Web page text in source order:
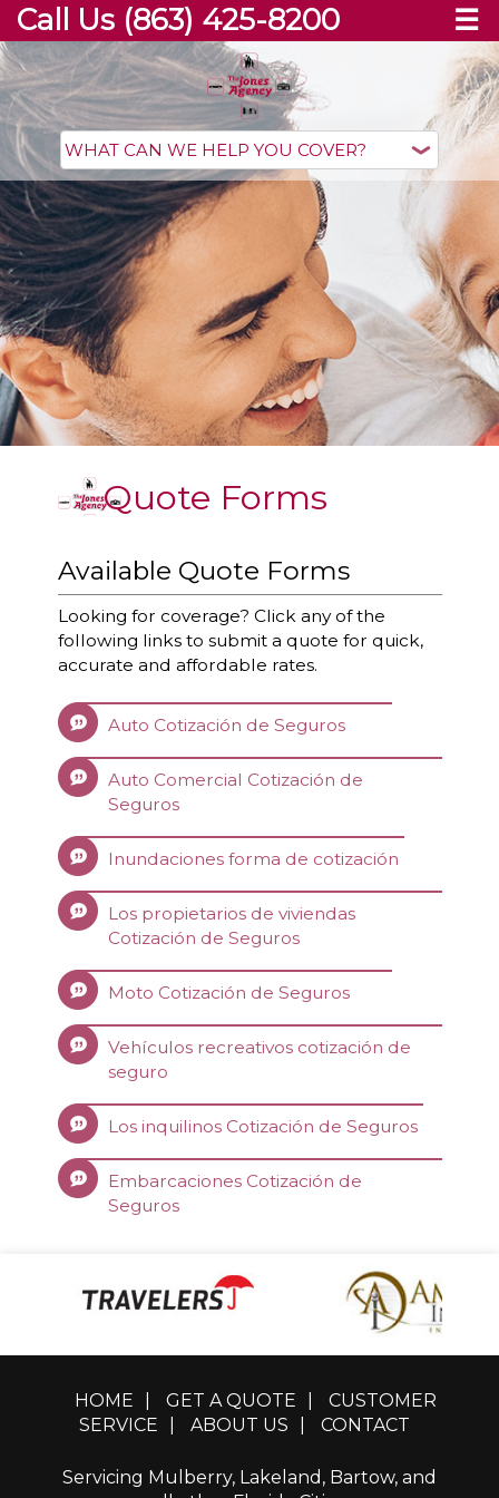
Call Us (863) 425-8200 ☰
Quote Forms
Available Quote Forms
Looking for coverage? Click any of the
following links to submit a quote for quick,
accurate and affordable rates.
Auto Cotización de Seguros
Auto Comercial Cotización de
Seguros
Inundaciones forma de cotización
Los propietarios de viviendas
Cotización de Seguros
Moto Cotización de Seguros
Vehículos recreativos cotización de
seguro
Los inquilinos Cotización de Seguros
Embarcaciones Cotización de
Seguros
HOME GET A QUOTE
CUSTOMER
SERVICE
ABOUT US CONTACT
Servicing Mulberry, Lakeland, Bartow, and